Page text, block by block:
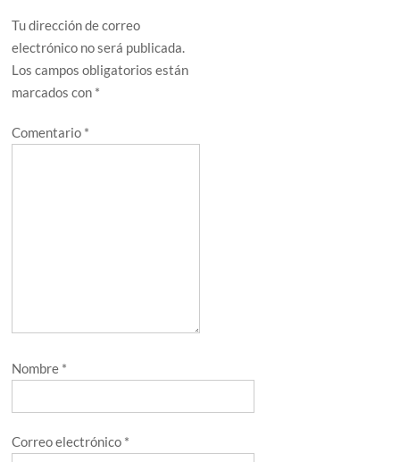
Tu dirección de correo
electrónico no será publicada.
Los campos obligatorios están
marcados con *
Comentario *
Nombre *
Correo electrónico *